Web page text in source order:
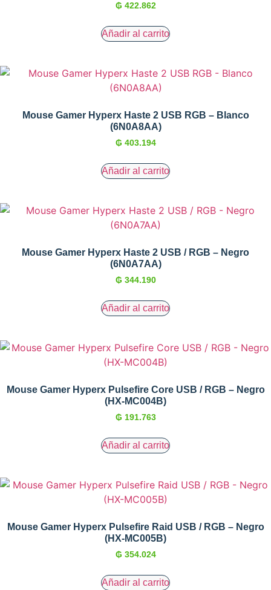
₲ 422.862
Añadir al carrito
Mouse Gamer Hyperx Haste 2 USB RGB – Blanco
(6N0A8AA)
₲ 403.194
Añadir al carrito
Mouse Gamer Hyperx Haste 2 USB / RGB – Negro
(6N0A7AA)
₲ 344.190
Añadir al carrito
Mouse Gamer Hyperx Pulsefire Core USB / RGB – Negro
(HX-MC004B)
₲ 191.763
Añadir al carrito
Mouse Gamer Hyperx Pulsefire Raid USB / RGB – Negro
(HX-MC005B)
₲ 354.024
Añadir al carrito